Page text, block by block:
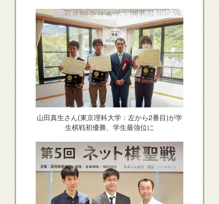
山田真生さん(東京理科大学：左から2番目)が学
生棋戦初優勝、学生最強位に